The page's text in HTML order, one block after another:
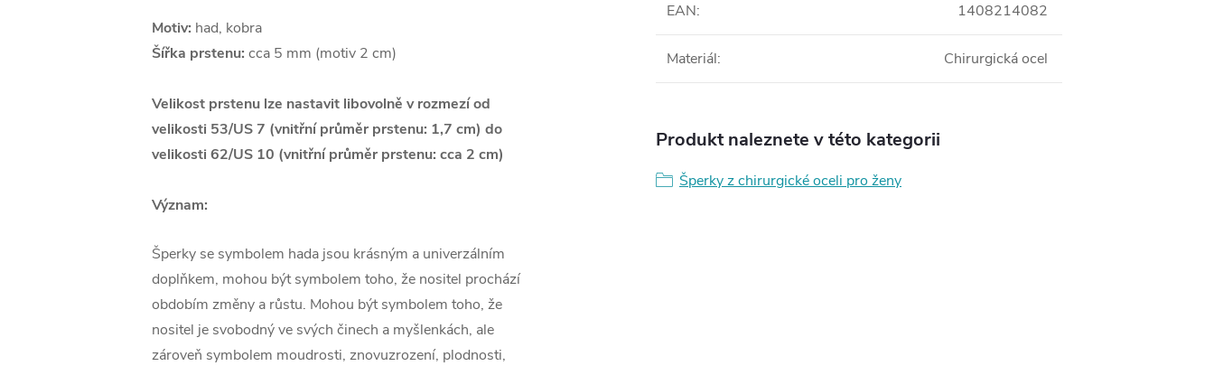
Motiv: had, kobra
Šířka prstenu: cca 5 mm (motiv 2 cm)
Velikost prstenu lze nastavit libovolně v rozmezí od
velikosti 53/US 7 (vnitřní průměr prstenu: 1,7 cm) do
velikosti 62/US 10 (vnitřní průměr prstenu: cca 2 cm)
Význam:
Šperky se symbolem hada jsou krásným a univerzálním
doplňkem, mohou být symbolem toho, že nositel prochází
obdobím změny a růstu. Mohou být symbolem toho, že
nositel je svobodný ve svých činech a myšlenkách, ale
zároveň symbolem moudrosti, znovuzrození, plodnosti,
EAN: 1408214082
Materiál: Chirurgická ocel
Produkt naleznete v této kategorii
Šperky z chirurgické oceli pro ženy